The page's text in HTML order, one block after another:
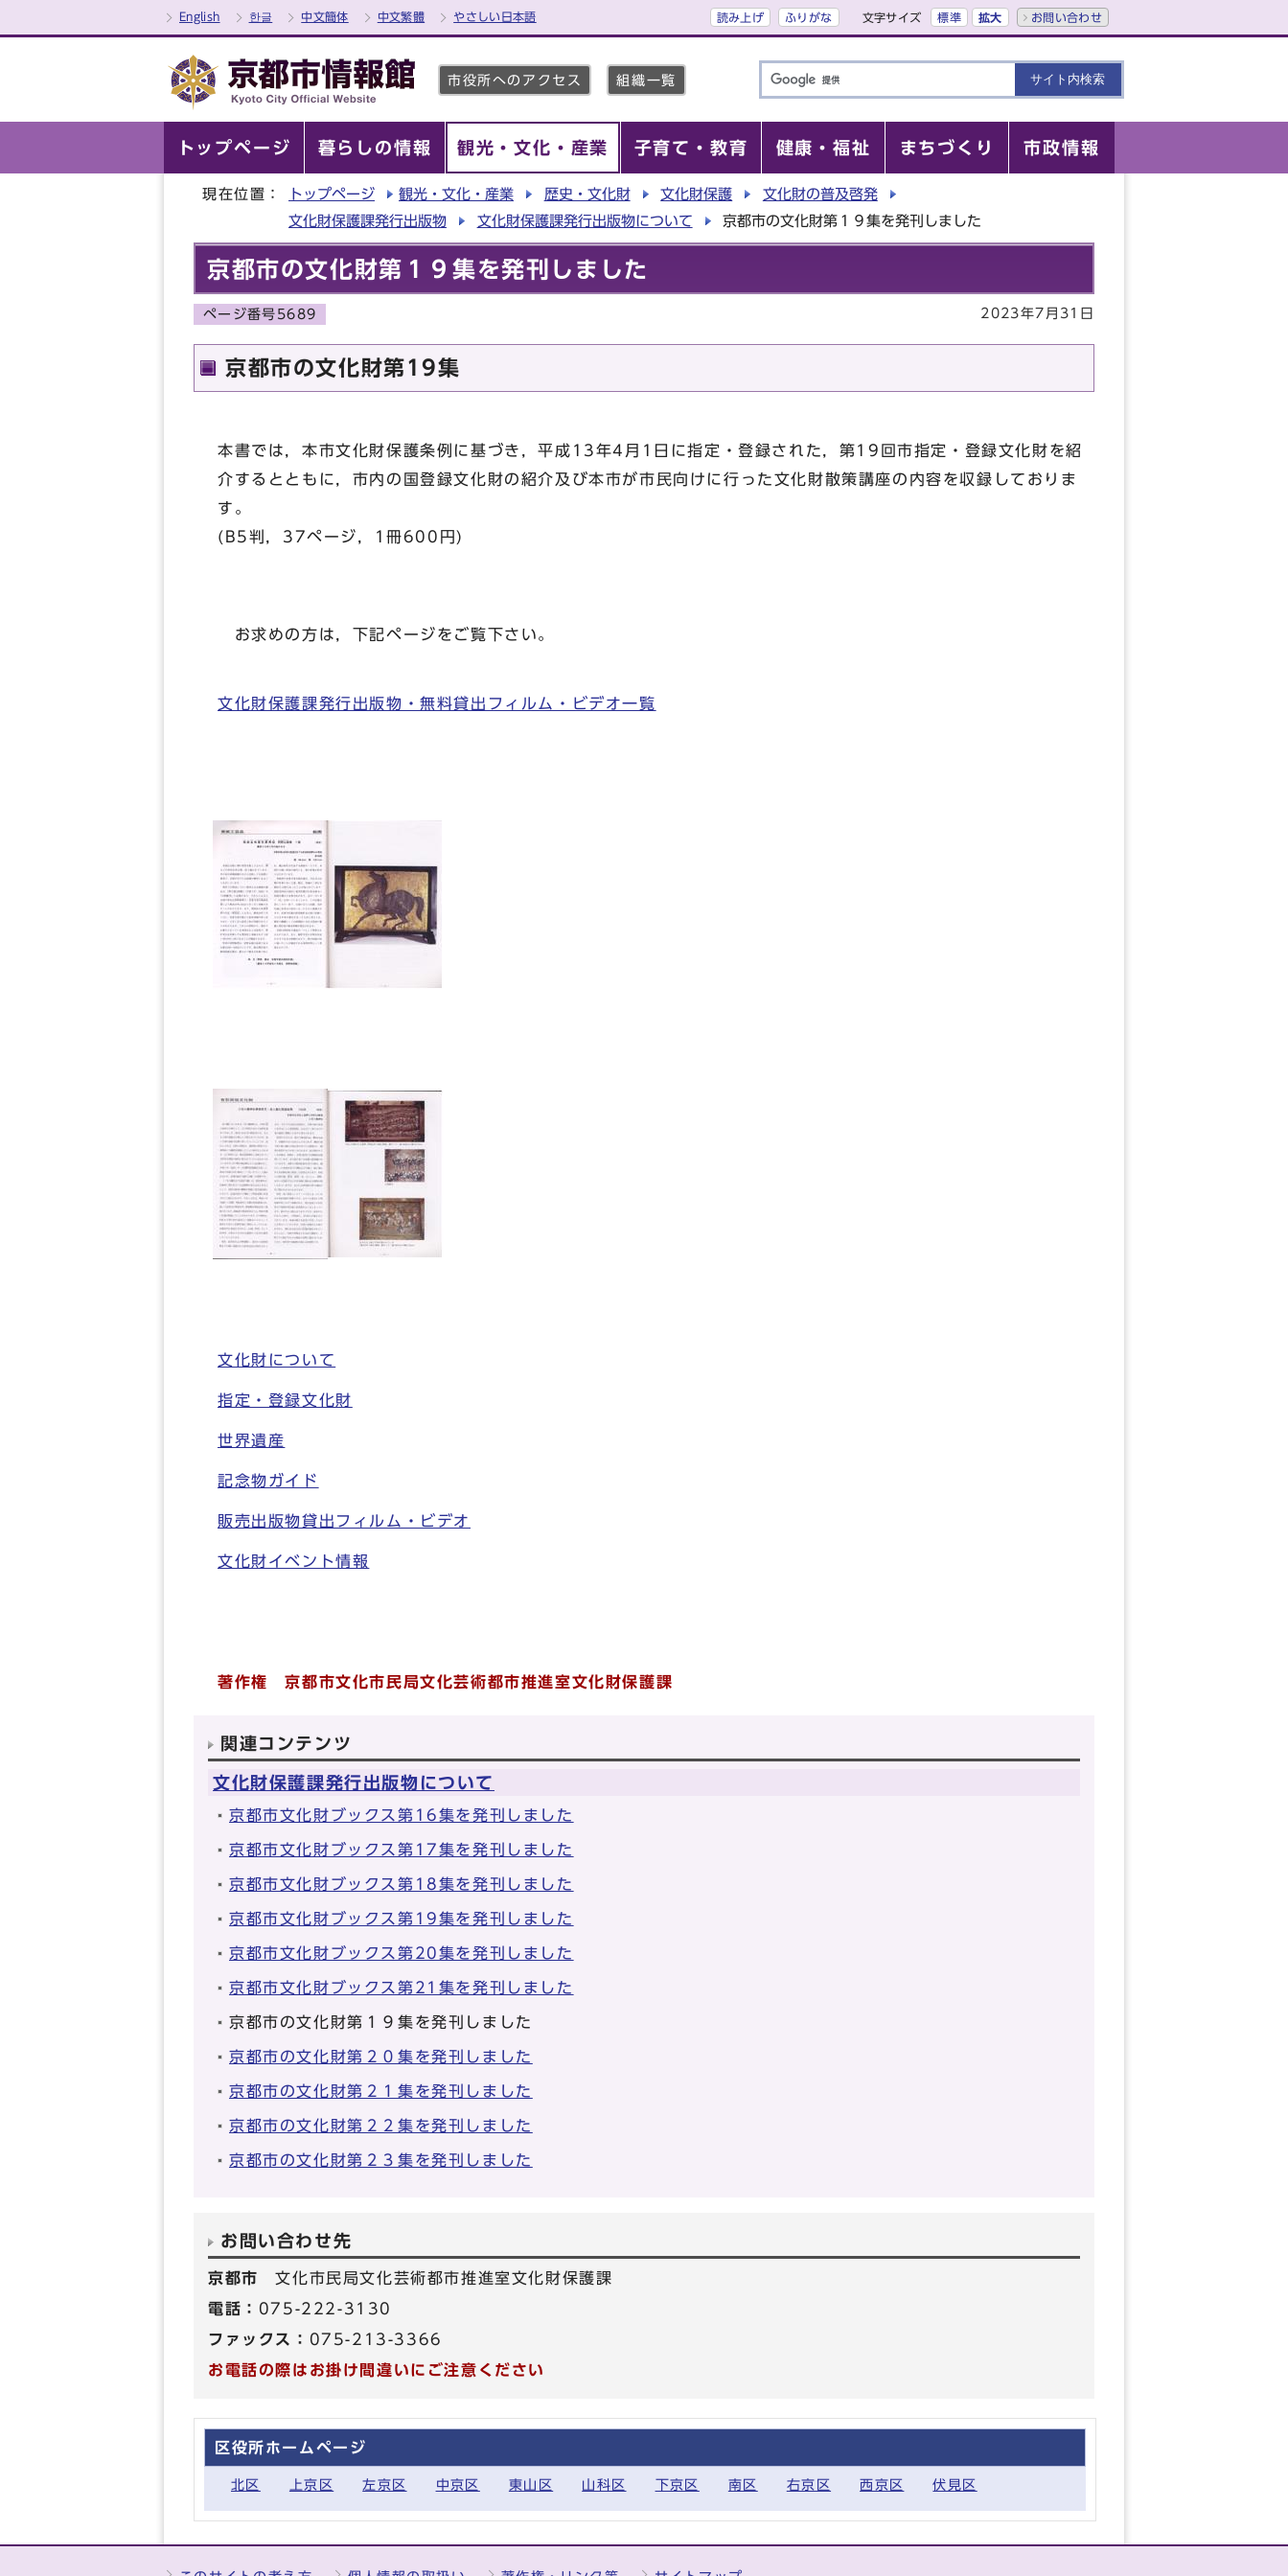
English 한글 中文簡体 中文繁體 やさしい日本語 読み上げ ふりがな 文字サイズ 標準 拡大 お問い合わせ
市役所へのアクセス 組織一覧
トップページ 暮らしの情報 観光・文化・産業 子育て・教育 健康・福祉 まちづくり 市政情報
現在位置： トップページ 観光・文化・産業 歴史・文化財 文化財保護
文化財の普及啓発
文化財保護課発行出版物
文化財保護課発行出版物について 京都市の文化財第１９集を発刊しました
京都市の文化財第１９集を発刊しました
ページ番号5689 2023年7月31日
京都市の文化財第19集
本書では，本市文化財保護条例に基づき，平成13年4月1日に指定・登録された，第19回市指定・登録文化財を紹
介するとともに，市内の国登録文化財の紹介及び本市が市民向けに行った文化財散策講座の内容を収録しておりま
す。
(B5判，37ページ，1冊600円)
お求めの方は，下記ページをご覧下さい。
文化財保護課発行出版物・無料貸出フィルム・ビデオ一覧
文化財について
指定・登録文化財
世界遺産
記念物ガイド
販売出版物貸出フィルム・ビデオ
文化財イベント情報
著作権 京都市文化市民局文化芸術都市推進室文化財保護課
関連コンテンツ
文化財保護課発行出版物について
京都市文化財ブックス第16集を発刊しました
京都市文化財ブックス第17集を発刊しました
京都市文化財ブックス第18集を発刊しました
京都市文化財ブックス第19集を発刊しました
京都市文化財ブックス第20集を発刊しました
京都市文化財ブックス第21集を発刊しました
京都市の文化財第１９集を発刊しました
京都市の文化財第２０集を発刊しました
京都市の文化財第２１集を発刊しました
京都市の文化財第２２集を発刊しました
京都市の文化財第２３集を発刊しました
お問い合わせ先
京都市文化市民局文化芸術都市推進室文化財保護課
電話： 075-222-3130
ファックス： 075-213-3366
お電話の際はお掛け間違いにご注意ください
区役所ホームページ
北区 上京区 左京区 中京区 東山区 山科区 下京区 南区 右京区 西京区 伏見区